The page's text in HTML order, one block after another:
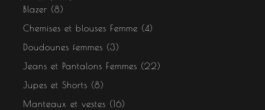
Blazer
8
Chemises et blouses Femme
4
Doudounes femmes
3
Jeans et Pantalons Femmes
22
Jupes et Shorts
8
Manteaux et vestes
16